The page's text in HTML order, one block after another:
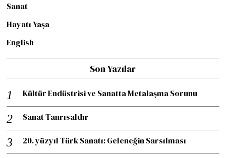
Sanat
Hayatı Yaşa
English
Son Yazılar
Kültür Endüstrisi ve Sanatta Metalaşma Sorunu
Sanat Tanrısaldır
20. yüzyıl Türk Sanatı: Geleneğin Sarsılması